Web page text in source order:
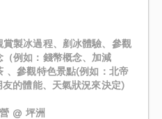
製冰過程、剷冰體驗、參觀
例如：錢幣概念、加減
、參觀特色景點(例如：北帝
的體能、天氣狀況來決定)
@ 坪洲